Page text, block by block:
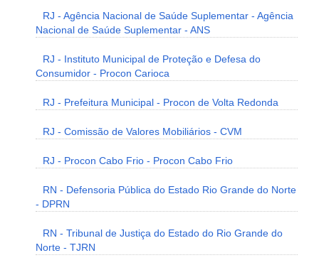
RJ - Agência Nacional de Saúde Suplementar - Agência
Nacional de Saúde Suplementar - ANS
RJ - Instituto Municipal de Proteção e Defesa do
Consumidor - Procon Carioca
RJ - Prefeitura Municipal - Procon de Volta Redonda
RJ - Comissão de Valores Mobiliários - CVM
RJ - Procon Cabo Frio - Procon Cabo Frio
RN - Defensoria Pública do Estado Rio Grande do Norte
- DPRN
RN - Tribunal de Justiça do Estado do Rio Grande do
Norte - TJRN